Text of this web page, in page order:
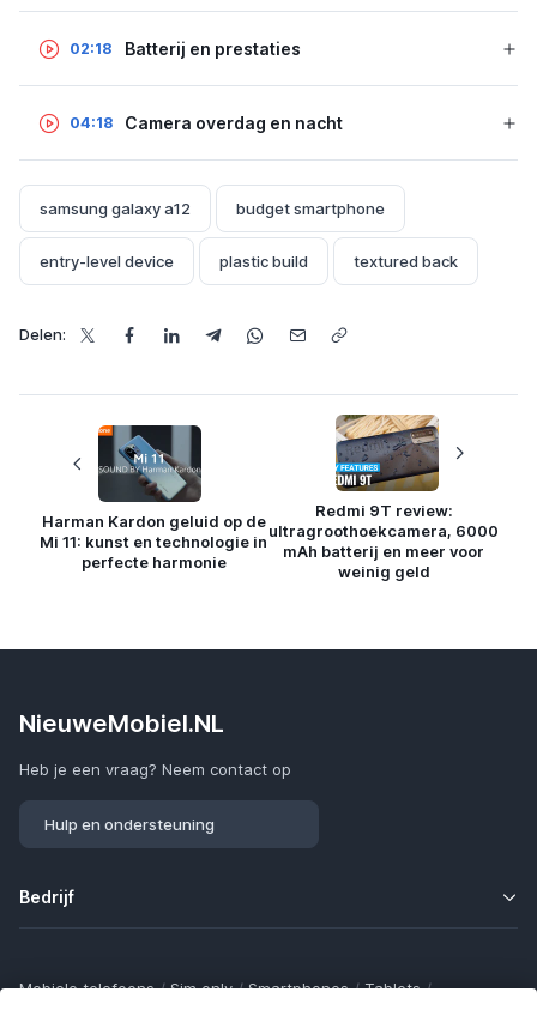
02:18 Batterij en prestaties
04:18 Camera overdag en nacht
samsung galaxy a12 budget smartphone
entry-level device plastic build textured back
Delen:
Harman Kardon geluid op de
Mi 11: kunst en technologie in
perfecte harmonie
Redmi 9T review:
ultragroothoekcamera, 6000
mAh batterij en meer voor
weinig geld
NieuweMobiel.NL
Heb je een vraag? Neem contact op
Hulp en ondersteuning
Bedrijf
Mobiele telefoons / Sim only / Smartphones / Tablets /